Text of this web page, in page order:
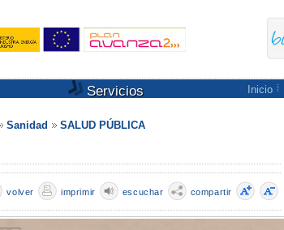
Servicios Inicio
Sanidad SALUD PÚBLICA
compartir
escuchar
imprimir
volver